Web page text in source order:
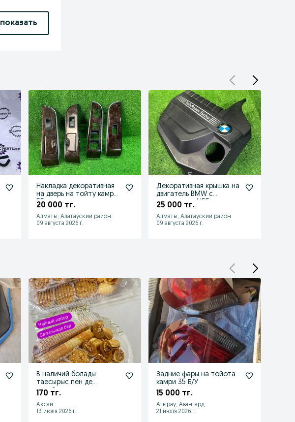
показать
Накладка декоративная
на дверь на тойту камри
55
20 000 тг.
Алматы, Алатауский район
09 августа 2026 г.
Декоративная крышка на
двигатель BMW с
двигателем N55
25 000 тг.
Алматы, Алатауский район
09 августа 2026 г.
В наличий болады
таесырыс пен де
эасаймын
170 тг.
Аксай
13 июля 2026 г.
Задние фары на тойота
камри 35 Б/У
15 000 тг.
Атырау, Авангард
21 июля 2026 г.